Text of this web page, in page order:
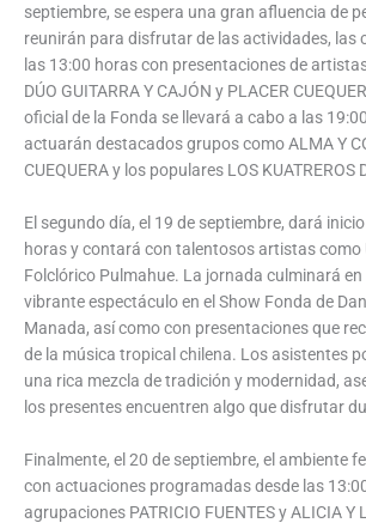
septiembre, se espera una gran afluencia de
reunirán para disfrutar de las actividades, las
las 13:00 horas con presentaciones de
DÚO GUITARRA Y CAJÓN y PLACER
oficial de la Fonda se llevará a cabo a las
actuarán destacados grupos como ALMA Y
CUEQUERA y los populares LOS KUATREROS
El segundo día, el 19 de septiembre, dará
horas y contará con talentosos artistas como
Folclórico Pulmahue. La jornada culminará en
vibrante espectáculo en el Show Fonda de
Manada, así como con presentaciones que
de la música tropical chilena. Los asistentes
una rica mezcla de tradición y modernidad,
los presentes encuentren algo que disfrutar
Finalmente, el 20 de septiembre, el ambiente
con actuaciones programadas desde las
agrupaciones PATRICIO FUENTES y ALICIA Y